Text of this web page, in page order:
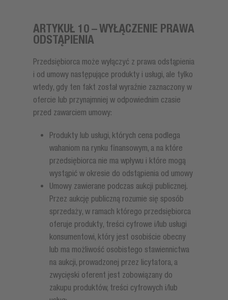
ARTYKUŁ 10 – WYŁĄCZENIE PRAWA
ODSTĄPIENIA
Przedsiębiorca może wyłączyć z prawa odstąpienia
i od umowy następujące produkty i usługi, ale tylko
wtedy, gdy ten fakt został wyraźnie zaznaczony w
ofercie lub przynajmniej w odpowiednim czasie
przed zawarciem umowy:
Produkty lub usługi, których cena podlega
wahaniom na rynku finansowym, a na które
przedsiębiorca nie ma wpływu i które mogą
wystąpić w okresie do odstąpienia od umowy
Umowy zawierane podczas aukcji publicznej.
Przez aukcję publiczną rozumie się sposób
sprzedaży, w ramach którego przedsiębiorca
oferuje produkty, treści cyfrowe i/lub usługi
konsumentowi, który jest osobiście obecny
lub ma możliwość osobistego stawiennictwa
na aukcji, prowadzonej przez licytatora, a
zwycięski oferent jest zobowiązany do
zakupu produktów, treści cyfrowych i/lub